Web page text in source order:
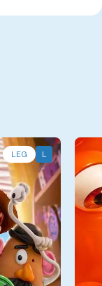
LEG L